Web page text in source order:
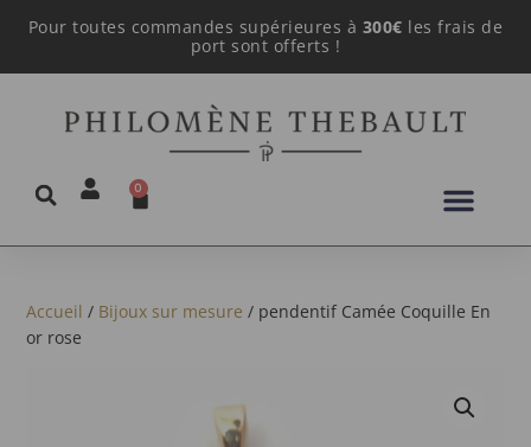
Pour toutes commandes supérieures à 300€ les frais de
port sont offerts !
0
Accueil / Bijoux sur mesure / pendentif Camée Coquille En
or rose